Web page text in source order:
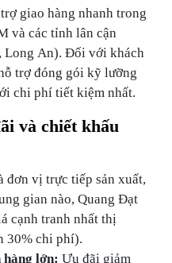
giao hàng nhanh trong
và các tỉnh lân cận
Long An). Đối với khách
trợ đóng gói kỹ lưỡng
chi phí tiết kiệm nhất.
và chiết khấu
đơn vị trực tiếp sản xuất,
gian nào, Quang Đạt
cạnh tranh nhất thị
30% chi phí).
hàng lớn: Ưu đãi giảm